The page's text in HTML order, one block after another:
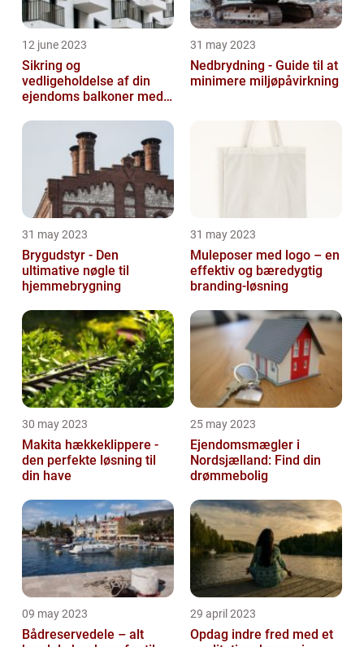
12 june 2023
Sikring og
vedligeholdelse af din
ejendoms balkoner med
31 may 2023
Nedbrydning - Guide til at
minimere miljøpåvirkning
31 may 2023
Brygudstyr - Den
ultimative nøgle til
hjemmebrygning
31 may 2023
Muleposer med logo – en
effektiv og bæredygtig
branding-løsning
30 may 2023
Makita hækkeklippere -
den perfekte løsning til
din have
25 may 2023
Ejendomsmægler i
Nordsjælland: Find din
drømmebolig
09 may 2023
Bådreservedele – alt
29 april 2023
Opdag indre fred med et